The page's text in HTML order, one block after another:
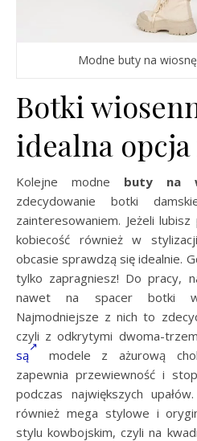
Modne buty na
Botki
idealna
Kolejne modne buty na
zdecydowanie botki
zainteresowaniem. Jeżeli
kobiecość również w
obcasie sprawdzą się idealnie.
tylko zapragniesz! Do pracy,
nawet na spacer botki
Najmodniejsze z nich to
czyli z odkrytymi dwoma-
są
modele z ażurową
zapewnia przewiewność i
podczas największych
również mega stylowe i
stylu kowbojskim, czyli na